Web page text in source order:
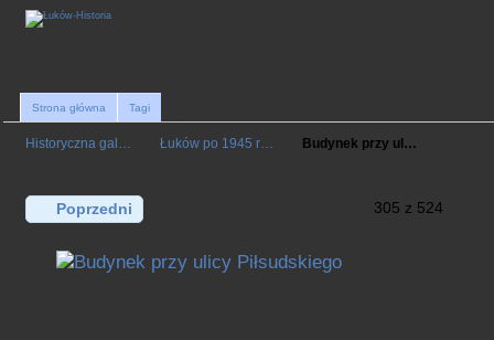
Strona główna Tagi
Historyczna gal… Łuków po 1945 r… Budynek przy ul…
Poprzedni 305 z 524